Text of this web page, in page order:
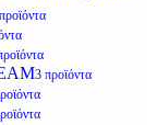
3 προϊόντα